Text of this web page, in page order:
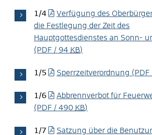
1/4
Verfügung des
die Festlegung der Zeit des
Hauptgottesdienstes an Sonn-
(PDF / 94 KB)
1/5 Sperrzeitverordnung
1/6
Abbrennverbot für
(PDF / 490 KB)
1/7
Satzung über die